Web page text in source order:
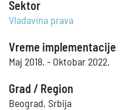
Sektor
Vladavina prava
Vreme implementacije
Maj 2018. - Oktobar 2022.
Grad / Region
Beograd, Srbija